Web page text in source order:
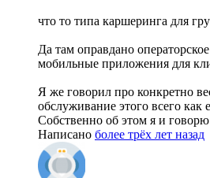
что то типа каршеринга для
Да там оправдано
мобильные приложения для
Я же говорил про конкретно
обслуживание этого всего как
Собственно об этом я и говорю
Написано более трёх лет назад